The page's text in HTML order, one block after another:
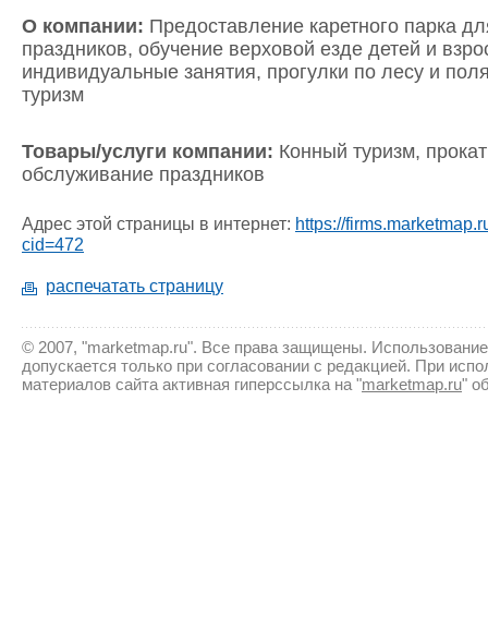
О компании: Предоставление каретного парка
праздников, обучение верховой езде детей и
индивидуальные занятия, прогулки по лесу и
туризм
Товары/услуги компании: Конный туризм, прокат
обслуживание праздников
Адрес этой страницы в интернет: https://
cid=472
распечатать страницу
© 2007, "marketmap.ru". Все права защищены.
допускается только при согласовании с редакцией. При
материалов сайта активная гиперсcылка на "marketmap.ru"